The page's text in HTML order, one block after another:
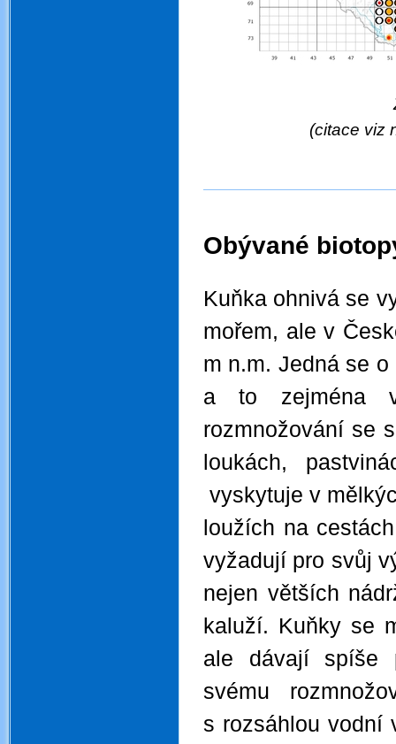
(citace viz
Obývané
Kuňka ohnivá se
mořem, ale v
m n.m. Jedná se
a to zejména v
rozmnožování se
loukách,
vyskytuje v
loužích na
vyžadují pro svůj
nejen větších
kaluží. Kuňky se
ale dávají spíše
svému
s rozsáhlou vodní